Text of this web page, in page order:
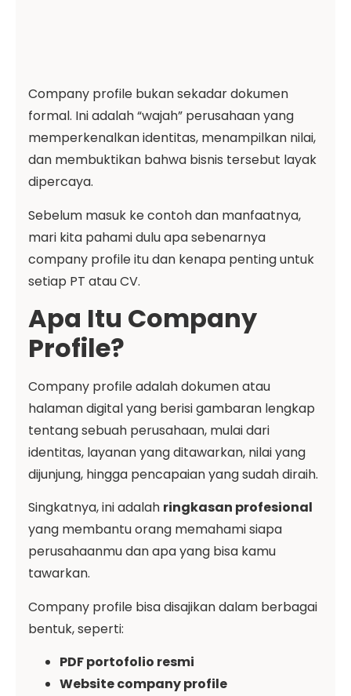
Company profile bukan sekadar dokumen
formal. Ini adalah “wajah” perusahaan yang
memperkenalkan identitas, menampilkan nilai,
dan membuktikan bahwa bisnis tersebut layak
dipercaya.
Sebelum masuk ke contoh dan manfaatnya,
mari kita pahami dulu apa sebenarnya
company profile itu dan kenapa penting untuk
setiap PT atau CV.
Apa Itu Company
Profile?
Company profile adalah dokumen atau
halaman digital yang berisi gambaran lengkap
tentang sebuah perusahaan, mulai dari
identitas, layanan yang ditawarkan, nilai yang
dijunjung, hingga pencapaian yang sudah diraih.
Singkatnya, ini adalah ringkasan profesional
yang membantu orang memahami siapa
perusahaanmu dan apa yang bisa kamu
tawarkan.
Company profile bisa disajikan dalam berbagai
bentuk, seperti:
PDF portofolio resmi
Website company profile